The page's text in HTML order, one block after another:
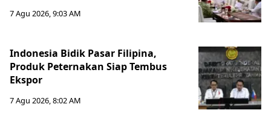
7 Agu 2026, 9:03 AM
Indonesia Bidik Pasar Filipina,
Produk Peternakan Siap Tembus
Ekspor
7 Agu 2026, 8:02 AM